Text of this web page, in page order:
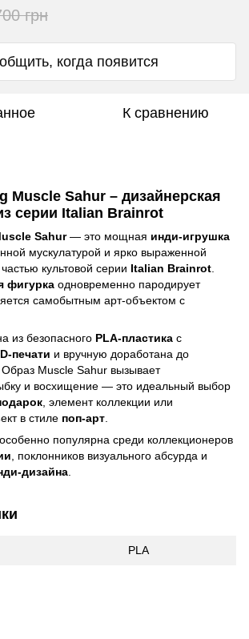
грн
когда появится
К сравнению
Muscle Sahur – дизайнерская
серии Italian Brainrot
Sahur— это мощная инди-игрушка
мускулатурой и ярко выраженной
культовой серии Italian Brainrot.
фигурка одновременно пародирует
самобытным арт-объектом с
из безопасного PLA-пластика с
печати и вручную доработана до
Muscle Sahur вызывает
и восхищение — это идеальный выбор
, элемент коллекции или
в стиле поп-арт.
особенно популярна среди коллекционеров
, поклонников визуального абсурда и
дизайна.
PLA